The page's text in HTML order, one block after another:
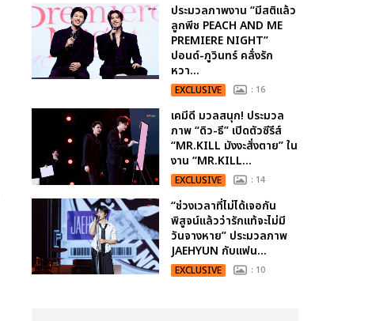
ประมวลภาพงาน “มีสติแล้ว
ลูกพีช PEACH AND ME
PREMIERE NIGHT”
ปอนด์-ภูวินทร์ คลั่งรัก
หวา...
EXCLUSIVE : 16
เคมีดี มวลสนุก! ประมวล
ภาพ “ดิว-ธี” เปิดตัวซีรีส์
“MR.KILL มังงะสั่งตาย” ใน
งาน “MR.KILL...
EXCLUSIVE : 14
“ช่วงเวลาที่ไม่ได้เจอกัน
พิสูจน์แล้วว่ารักแท้จะไม่มี
วันจางหาย” ประมวลภาพ
JAEHYUN กับแฟน...
EXCLUSIVE : 10